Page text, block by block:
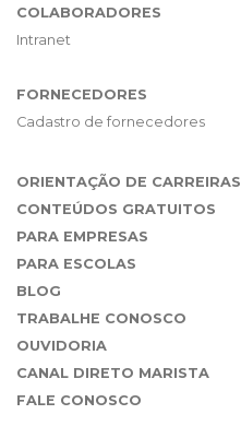
COLABORADORES
Intranet
FORNECEDORES
Cadastro de fornecedores
ORIENTAÇÃO DE CARREIRAS
CONTEÚDOS GRATUITOS
PARA EMPRESAS
PARA ESCOLAS
BLOG
TRABALHE CONOSCO
OUVIDORIA
CANAL DIRETO MARISTA
FALE CONOSCO